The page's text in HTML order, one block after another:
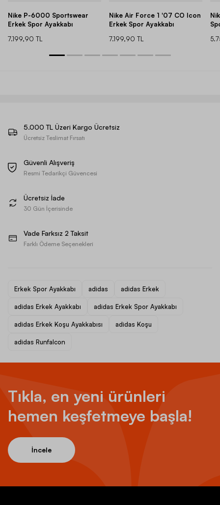
Nike P-6000 Sportswear
Erkek Spor Ayakkabı
7.199,90 TL
Nike Air Force 1 '07 CO Icon
Erkek Spor Ayakkabı
7.199,90 TL
5.000 TL Üzeri Kargo Ücretsiz
Ücretsiz Teslimat Fırsatı
Güvenli Alışveriş
Resmi Tedarikçi Güvencesi
Ücretsiz İade
30 Gün İçerisinde
Vade Farksız 2 Taksit
Farklı Ödeme Seçenekleri
Erkek Spor Ayakkabı adidas adidas Erkek
adidas Erkek Ayakkabı adidas Erkek Spor Ayakkabı
adidas Erkek Koşu Ayakkabısı adidas Koşu
adidas Runfalcon
Tıkla, en yeni ürünleri
hemen keşfetmeye başla!
İncele